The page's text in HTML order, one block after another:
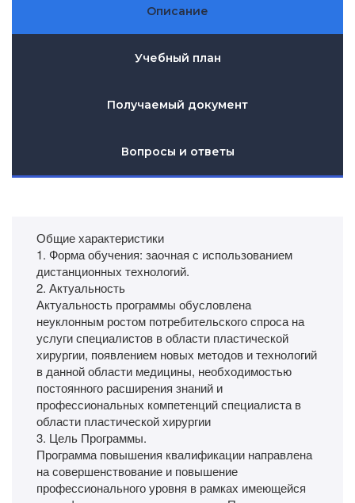
Описание
Учебный план
Получаемый документ
Вопросы и ответы
Общие характеристики
1. Форма обучения: заочная с использованием
дистанционных технологий.
2. Актуальность
Актуальность программы обусловлена
неуклонным ростом потребительского спроса на
услуги специалистов в области пластической
хирургии, появлением новых методов и технологий
в данной области медицины, необходимостью
постоянного расширения знаний и
профессиональных компетенций специалиста в
области пластической хирургии
3. Цель Программы.
Программа повышения квалификации направлена
на совершенствование и повышение
профессионального уровня в рамках имеющейся